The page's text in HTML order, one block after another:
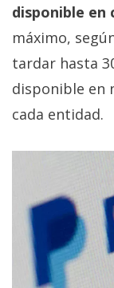
todas las
noticias sobre
tecnología,
móviles,
ordenadores,
apps,
videojuegos,
trucos y
El Grupo
Informático
(CC) 2006-
2026.
Algunos
derechos
reservados
disponible en
máximo,
tardar hasta
disponible en
cada entidad.